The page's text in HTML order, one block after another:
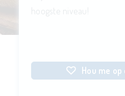
Hou me